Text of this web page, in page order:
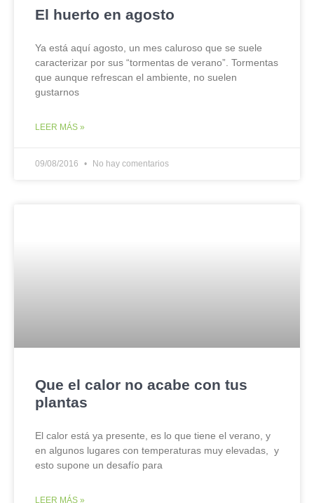
El huerto en agosto
Ya está aquí agosto, un mes caluroso que se suele
caracterizar por sus “tormentas de verano”. Tormentas
que aunque refrescan el ambiente, no suelen
gustarnos
LEER MÁS »
09/08/2016 No hay comentarios
Que el calor no acabe con tus
plantas
El calor está ya presente, es lo que tiene el verano, y
en algunos lugares con temperaturas muy elevadas, y
esto supone un desafío para
LEER MÁS »